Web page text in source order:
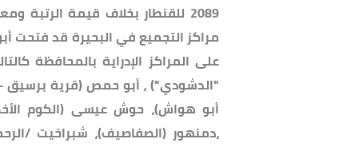
2089 للقنطار بخلاف قيمة
على المراكز الإدراية بالمحافظة
"الدشودي") ، أبو حمص (قرية برسيق
أبو هواش)، حوش عيسى (الكوم
،دمنهور (الصفاصيف)، شبراخيت /